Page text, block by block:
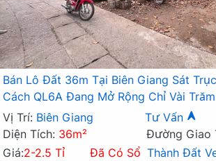
Bán Lô Đất 36m Tại Biên Giang Sát
Cách QL6A Đang Mở Rộng Chỉ Vài
Vị Trí: Biên Giang Tư Vấn
Diện Tích: 36m²
Đường Giao
Giá:2-2.5 Tỉ Đã Có Sổ Thành Đất